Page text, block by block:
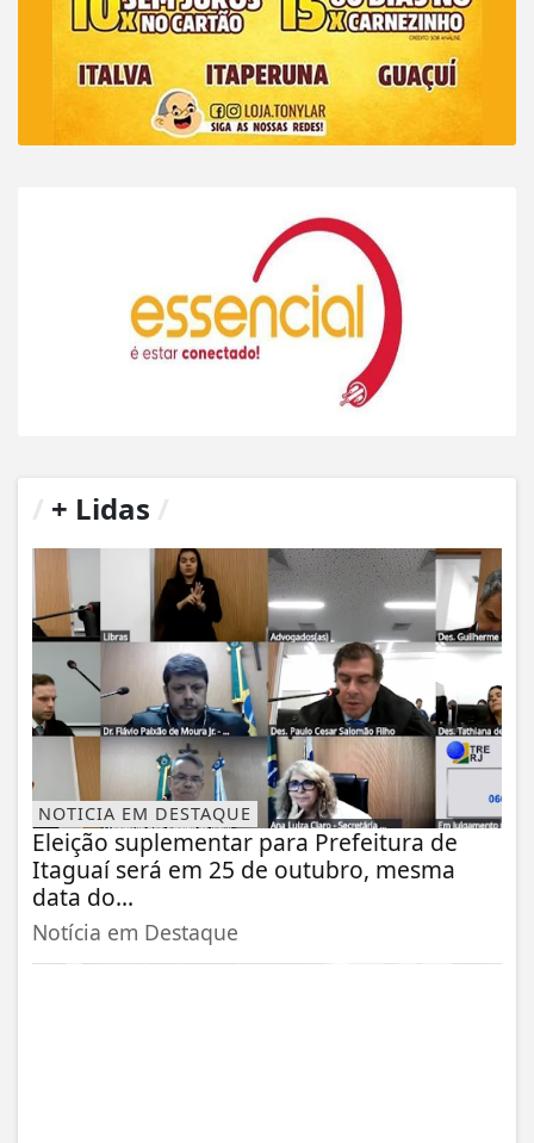
+ Lidas
NOTICIA EM DESTAQUE
Eleição suplementar para Prefeitura de
Itaguaí será em 25 de outubro, mesma
data do...
Notícia em Destaque